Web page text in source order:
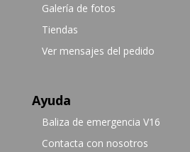
Galería de fotos
Tiendas
Ver mensajes del pedido
Ayuda
Baliza de emergencia V16
Contacta con nosotros